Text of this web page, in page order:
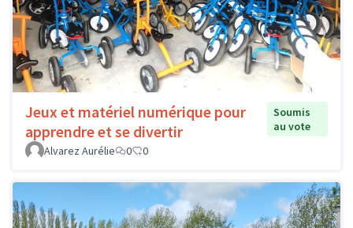
Jeux et matériel numérique pour
apprendre et se divertir
Soumis
au vote
Alvarez Aurélie
0 0